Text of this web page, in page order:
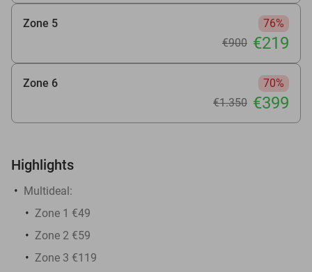
Zone 5
76%
€900 €219
Zone 6
70%
€1.350 €399
Highlights
Multideal:
Zone 1 €49
Zone 2 €59
Zone 3 €119